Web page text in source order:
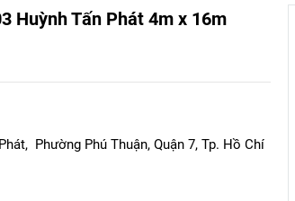
Huỳnh Tấn Phát 4m x 16m
Phường Phú Thuận, Quận 7, Tp. Hồ Chí